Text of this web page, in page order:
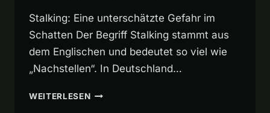
Stalking: Eine unterschätzte Gefahr im
Schatten Der Begriff Stalking stammt aus
dem Englischen und bedeutet so viel wie
„Nachstellen“. In Deutschland…
WEITERLESENSTALKING